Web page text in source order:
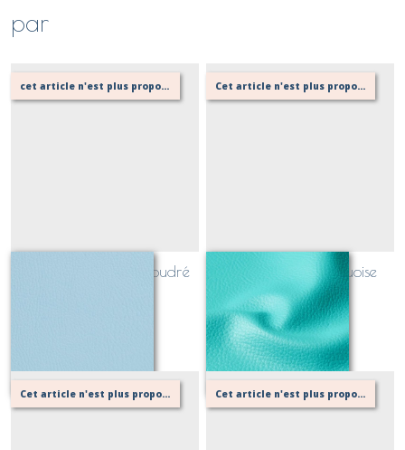
par
cet article n'est plus proposé, retournez au menu principal ou contactez moi si besoin!
simili cuir bleu ciel poudré
Cet article n'est plus proposé, retournez au menu principal ou contactez moi!
simili cuir bleu turquoise
Sur demande
Cet article n'est plus proposé, retournez au menu principal ou contactez moi! Cet article n'est plus proposé, retournez au menu principal ou contactez moi!